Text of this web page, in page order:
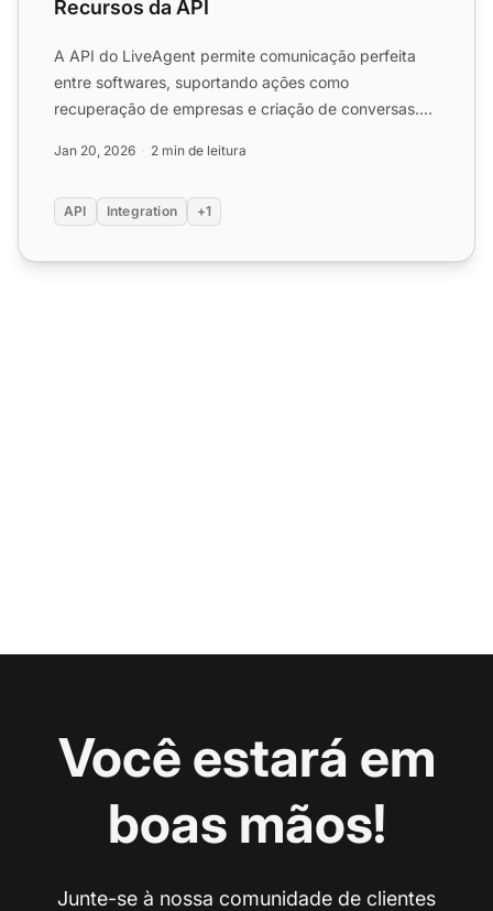
Recursos da API
A API do LiveAgent permite comunicação perfeita
entre softwares, suportando ações como
recuperação de empresas e criação de conversas.
Jan 20, 2026 2 min de leitura
API Integration +1
Você estará em
boas mãos!
Junte-se à nossa comunidade de clientes